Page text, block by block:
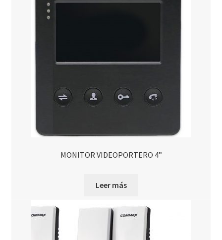
MONITOR VIDEOPORTERO 4”
Leer más